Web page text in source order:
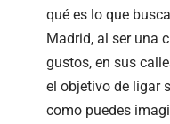
qué es lo que
Madrid, al ser una
gustos, en sus
el objetivo de ligar
como puedes